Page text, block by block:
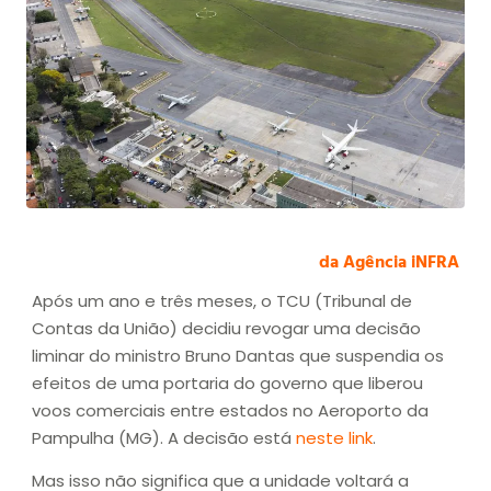
da Agência iNFRA
Após um ano e três meses, o TCU (Tribunal de
Contas da União) decidiu revogar uma decisão
liminar do ministro Bruno Dantas que suspendia os
efeitos de uma portaria do governo que liberou
voos comerciais entre estados no Aeroporto da
Pampulha (MG). A decisão está neste link.
Mas isso não significa que a unidade voltará a